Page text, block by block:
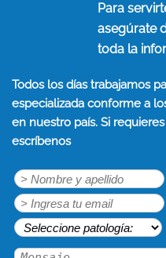
Para
asegúrate
toda la
Todos los días trabajamos
especializada conforme a
en nuestro país. Si
escríbenos